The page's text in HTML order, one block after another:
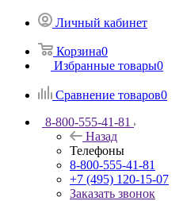
Личный кабинет
Корзина0
Избранные товары0
Сравнение товаров0
8-800-555-41-81
Назад
Телефоны
8-800-555-41-81
+7 (495) 120-15-07
Заказать звонок